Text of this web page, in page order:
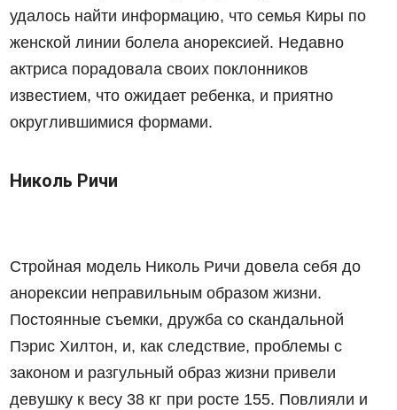
удалось найти информацию, что семья Киры по
женской линии болела анорексией. Недавно
актриса порадовала своих поклонников
известием, что ожидает ребенка, и приятно
округлившимися формами.
Николь Ричи
Стройная модель Николь Ричи довела себя до
анорексии неправильным образом жизни.
Постоянные съемки, дружба со скандальной
Пэрис Хилтон, и, как следствие, проблемы с
законом и разгульный образ жизни привели
девушку к весу 38 кг при росте 155. Повлияли и